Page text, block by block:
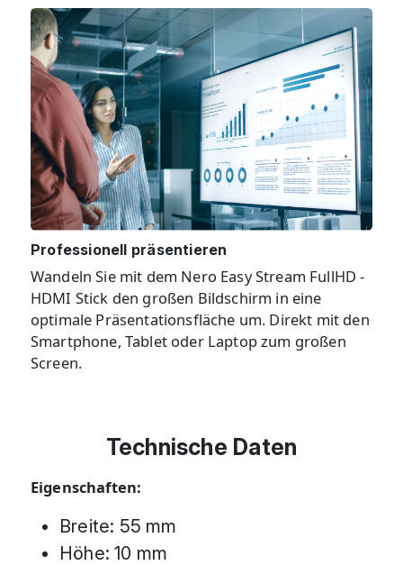
Professionell präsentieren
Wandeln Sie mit dem Nero Easy Stream FullHD -
HDMI Stick den großen Bildschirm in eine
optimale Präsentationsfläche um. Direkt mit den
Smartphone, Tablet oder Laptop zum großen
Screen.
Technische Daten
Eigenschaften:
Breite: 55 mm
Höhe: 10 mm